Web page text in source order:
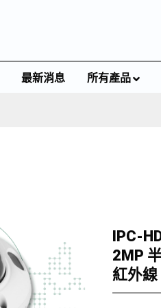
最新消息 所有產品
IPC-
2MP
紅外